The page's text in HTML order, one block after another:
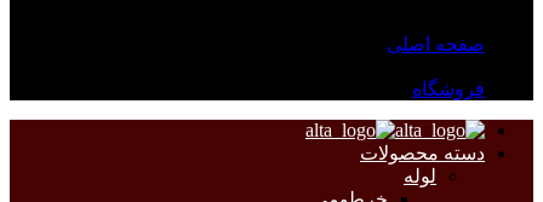
صفحه اصلی
فروشگاه
دسته محصولات
لوله